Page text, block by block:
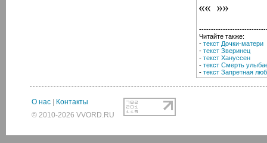
Читайте также:
- текст Дочки-матери
- текст Зверинец
- текст Хануссен
- текст Смерть
- текст Запретная
О нас
Контакты
© 2010-2026 VVORD.RU